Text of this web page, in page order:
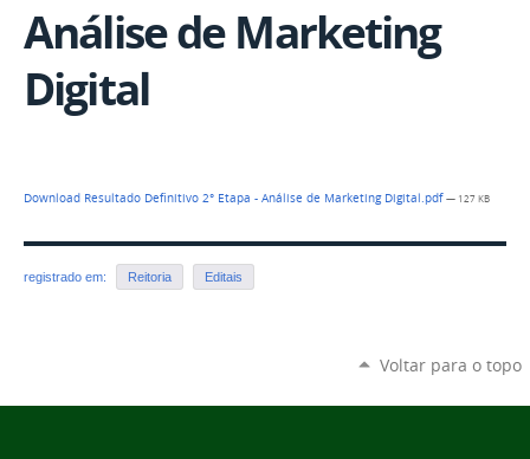
Análise de Marketing
Digital
Download Resultado Definitivo 2° Etapa - Análise de Marketing Digital.pdf— 127 KB
registrado em: Reitoria Editais
Voltar para o topo